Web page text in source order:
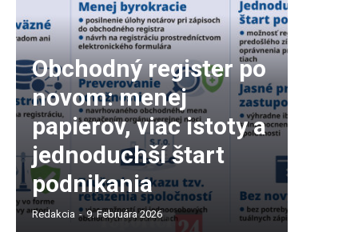
Obchodný register po
novom: menej
papierov, viac istoty a
jednoduchší štart
podnikania
Redakcia - 9. Februára 2026